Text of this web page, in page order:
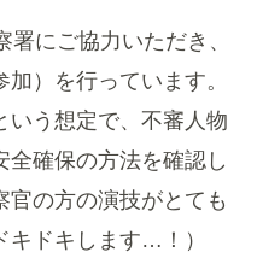
にご協力いただき、
）を行っています。
いう想定で、不審人物
確保の方法を確認し
官の方の演技がとても
キドキします…！）